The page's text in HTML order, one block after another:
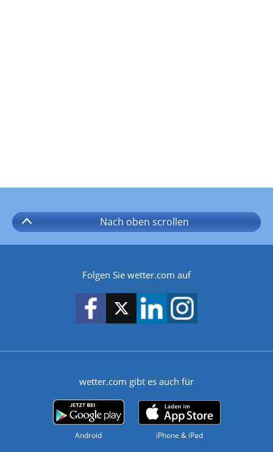
Nach oben scrollen
Folgen Sie wetter.com auf
wetter.com gibt es auch für
Android iPhone & iPad